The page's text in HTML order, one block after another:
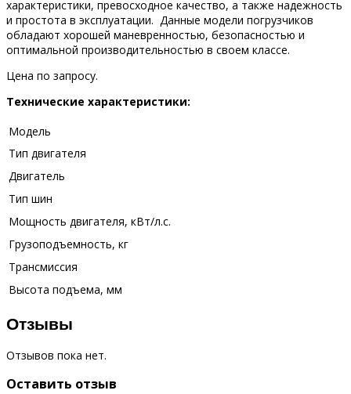
характеристики, превосходное качество, а также надежность
и простота в эксплуатации. Данные модели погрузчиков
обладают хорошей маневренностью, безопасностью и
оптимальной производительностью в своем классе.
Цена по запросу.
Технические характеристики:
Модель
Тип двигателя
Двигатель
Тип шин
Мощность двигателя, кВт/л.с.
Грузоподъемность, кг
Трансмиссия
Высота подъема, мм
Отзывы
Отзывов пока нет.
Оставить отзыв